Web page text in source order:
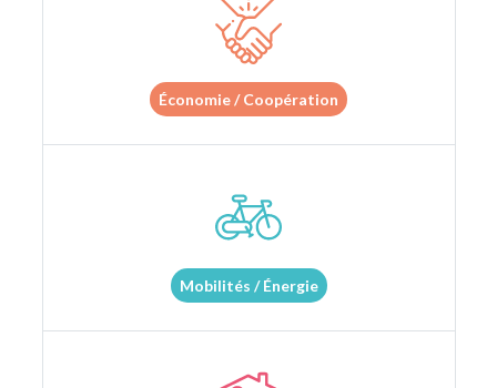
Économie / Coopération
Mobilités / Énergie